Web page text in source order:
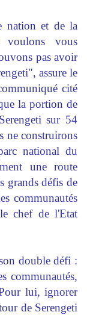
nation et de la
voulons vous
pas avoir
assure le
cité
la portion de
sur 54
ne construirons
national du
une route
grands défis de
communautés
chef de l'Etat
double défi :
communautés,
lui, ignorer
de Serengeti